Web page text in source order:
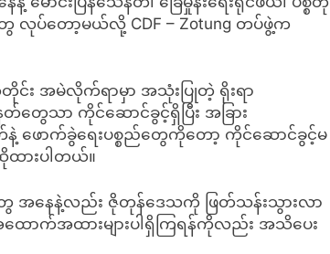
လုပ်တော့မယ်လို့ CDF – Zotung တပ်ဖွဲ့က
း အမဲလိုက်ရာမှာ အသုံးပြုတဲ့ ရိုးရာ
တွေသာ ကိုင်ဆောင်ခွင့်ရှိပြီး အခြား
တ်နဲ့ ဖောက်ခွဲရေးပစ္စည်တွေကိုတော့ ကိုင်ဆောင်ခွင့်မ
ထားပါတယ်။
အနေနဲ့လည်း ဇိုတုန်ဒေသကို ဖြတ်သန်းသွားလာ
ာက်အထားများပါရှိကြရန်ကိုလည်း အသိပေး